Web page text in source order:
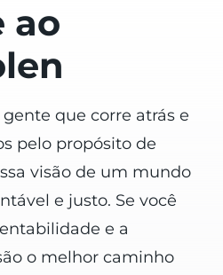
ao
que corre atrás e
pelo propósito de
visão de um mundo
e justo. Se você
e a
o melhor caminho